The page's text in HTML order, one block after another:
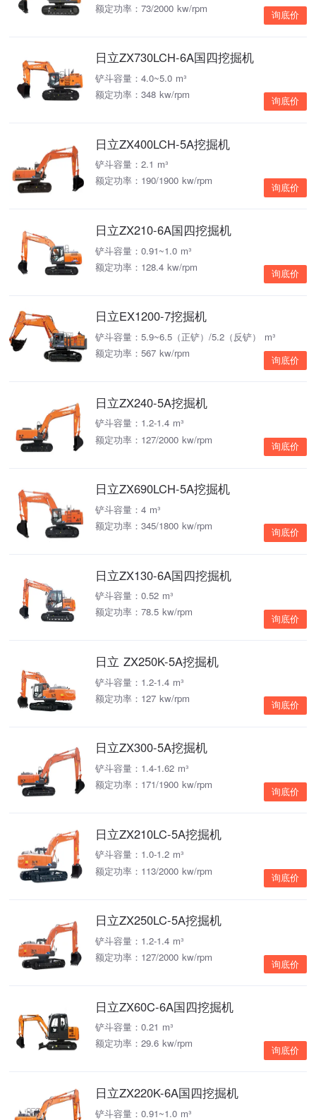
额定功率：73/2000 kw/rpm
询底价
日立ZX730LCH-6A国四挖掘机
铲斗容量：4.0~5.0 m³
额定功率：348 kw/rpm
询底价
日立ZX400LCH-5A挖掘机
铲斗容量：2.1 m³
额定功率：190/1900 kw/rpm
询底价
日立ZX210-6A国四挖掘机
铲斗容量：0.91~1.0 m³
额定功率：128.4 kw/rpm
询底价
日立EX1200-7挖掘机
铲斗容量：5.9~6.5（正铲）/5.2（反铲） m³
额定功率：567 kw/rpm
询底价
日立ZX240-5A挖掘机
铲斗容量：1.2-1.4 m³
额定功率：127/2000 kw/rpm
询底价
日立ZX690LCH-5A挖掘机
铲斗容量：4 m³
额定功率：345/1800 kw/rpm
询底价
日立ZX130-6A国四挖掘机
铲斗容量：0.52 m³
额定功率：78.5 kw/rpm
询底价
日立 ZX250K-5A挖掘机
铲斗容量：1.2-1.4 m³
额定功率：127 kw/rpm
询底价
日立ZX300-5A挖掘机
铲斗容量：1.4-1.62 m³
额定功率：171/1900 kw/rpm
询底价
日立ZX210LC-5A挖掘机
铲斗容量：1.0-1.2 m³
额定功率：113/2000 kw/rpm
询底价
日立ZX250LC-5A挖掘机
铲斗容量：1.2-1.4 m³
额定功率：127/2000 kw/rpm
询底价
日立ZX60C-6A国四挖掘机
铲斗容量：0.21 m³
额定功率：29.6 kw/rpm
询底价
日立ZX220K-6A国四挖掘机
铲斗容量：0.91~1.0 m³